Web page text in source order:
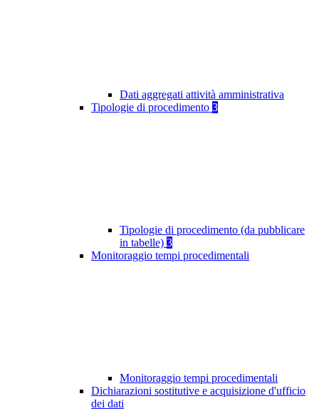
Dati aggregati attività amministrativa
Tipologie di procedimento 3
Tipologie di procedimento (da pubblicare
in tabelle) 3
Monitoraggio tempi procedimentali
Monitoraggio tempi procedimentali
Dichiarazioni sostitutive e acquisizione d'ufficio
dei dati